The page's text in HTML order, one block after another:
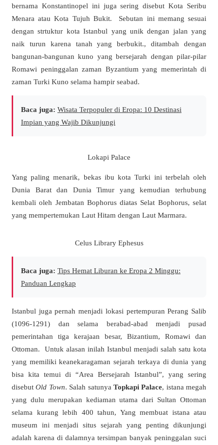
bernama Konstantinopel ini juga sering disebut Kota Seribu
Menara atau Kota Tujuh Bukit. Sebutan ini memang sesuai
dengan strtuktur kota Istanbul yang unik dengan jalan yang
naik turun karena tanah yang berbukit., ditambah dengan
bangunan-bangunan kuno yang bersejarah dengan pilar-pilar
Romawi peninggalan zaman Byzantium yang memerintah di
zaman Turki Kuno selama hampir seabad.
Baca juga: Wisata Terpopuler di Eropa: 10 Destinasi
Impian yang Wajib Dikunjungi
Lokapi Palace
Yang paling menarik, bekas ibu kota Turki ini terbelah oleh
Dunia Barat dan Dunia Timur yang kemudian terhubung
kembali oleh Jembatan Bophorus diatas Selat Bophorus, selat
yang mempertemukan Laut Hitam dengan Laut Marmara.
Celus Library Ephesus
Baca juga: Tips Hemat Liburan ke Eropa 2 Minggu:
Panduan Lengkap
Istanbul juga pernah menjadi lokasi pertempuran Perang Salib
(1096-1291) dan selama berabad-abad menjadi pusad
pemerintahan tiga kerajaan besar, Bizantium, Romawi dan
Ottoman. Untuk alasan inilah Istanbul menjadi salah satu kota
yang memiliki keanekaragaman sejarah terkaya di dunia yang
bisa kita temui di “Area Bersejarah Istanbul”, yang sering
disebutOld Town. Salah satunya Topkapi Palace, istana megah
yang dulu merupakan kediaman utama dari Sultan Ottoman
selama kurang lebih 400 tahun, Yang membuat istana atau
museum ini menjadi situs sejarah yang penting dikunjungi
adalah karena di dalamnya tersimpan banyak peninggalan suci